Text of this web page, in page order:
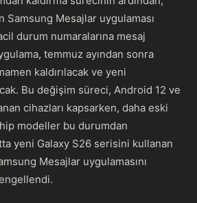
Samsung Mesajlar uygulaması
durum numaralarına mesaj
temmuz ayından sonra
kaldırılacak ve yeni
Bu değişim süreci, Android 12 ve
cihazları kapsarken, daha eski
modeller bu durumdan
yeni Galaxy S26 serisini kullanan
Mesajlar uygulamasını